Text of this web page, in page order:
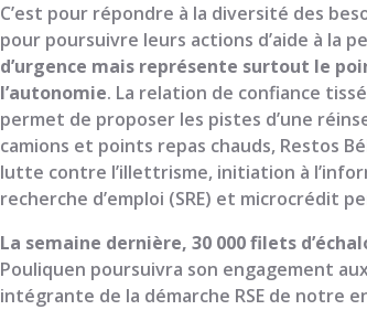
C’est pour répondre à la diversité des
pour poursuivre leurs actions d’aide à la
d’urgence mais représente surtout le
l’autonomie. La relation de confiance
permet de proposer les pistes d’une
camions et points repas chauds, Restos
lutte contre l’illettrisme, initiation à
recherche d’emploi (SRE) et microcrédit
La semaine dernière, 30 000 filets
Pouliquen poursuivra son engagement
intégrante de la démarche RSE de notre